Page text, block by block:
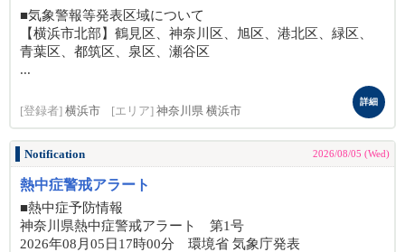
■気象警報等発表区域について
【横浜市北部】鶴見区、神奈川区、旭区、港北区、緑区、
青葉区、都筑区、泉区、瀬谷区
...
[登録者] 横浜市 [エリア] 神奈川県 横浜市
詳細
Notification 2026/08/05 (Wed)
熱中症警戒アラート
■熱中症予防情報
神奈川県熱中症警戒アラート 第1号
2026年08月05日17時00分 環境省 気象庁発表